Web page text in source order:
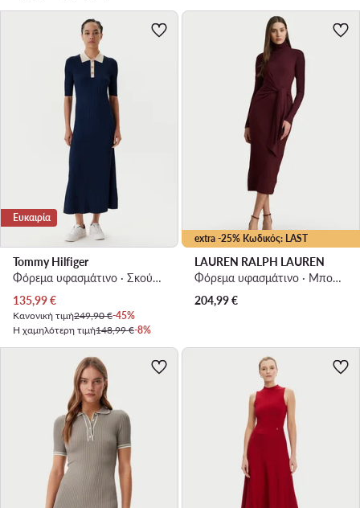
Ευκαιρία
Tommy Hilfiger
Φόρεμα υφασμάτινο · Σκούρο μπλε · Midi
Τρέχουσα τιμή
135,99€
Κανονική τιμή249,90 €-45%
Η χαμηλότερη τιμή148,99 €-8%
extra -25% Κωδικός: LAST
LAUREN RALPH LAUREN
Φόρεμα υφασμάτινο · Μπορντό · Midi
204,99€